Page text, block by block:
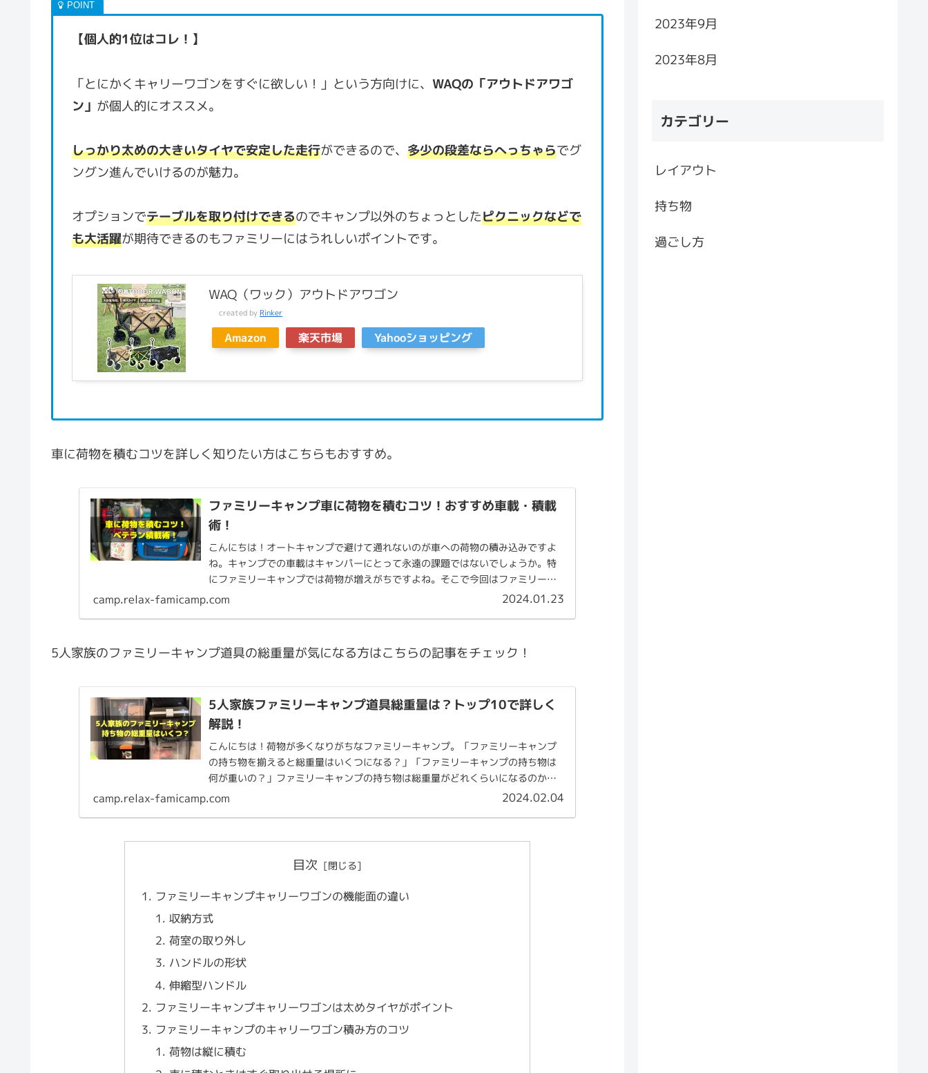
【個人的1位はコレ！】
「とにかくキャリーワゴンをすぐに欲しい！」という方向けに、 WAQの「アウトドアワゴ
ン」 が個人的にオススメ。
しっかり太めの大きいタイヤで安定した走行ができるので、 多少の段差ならへっちゃらでグ
ングン進んでいけるのが魅力。
オプションでテーブルを取り付けできるのでキャンプ以外のちょっとしたピクニックなどで
も大活躍が期待できるのもファミリーにはうれしいポイントです。
WAQ（ワック）アウトドアワゴン
created by Rinker
Amazon 楽天市場 Yahooショッピング
車に荷物を積むコツを詳しく知りたい方はこちらもおすすめ。
ファミリーキャンプ車に荷物を積むコツ！おすすめ車載・積載
術！
こんにちは！オートキャンプで避けて通れないのが車への荷物の積み込みですよ
ね。キャンプでの車載はキャンパーにとって永遠の課題ではないでしょうか。特
にファミリーキャンプでは荷物が増えがちですよね。そこで今回はファミリーキ
ャンプでの車載に関してお...
camp.relax-famicamp.com 2024.01.23
5人家族のファミリーキャンプ道具の総重量が気になる方はこちらの記事をチェック！
5人家族ファミリーキャンプ道具総重量は？トップ10で詳しく
解説！
こんにちは！荷物が多くなりがちなファミリーキャンプ。「ファミリーキャンプ
の持ち物を揃えると総重量はいくつになる？」「ファミリーキャンプの持ち物は
何が重いの？」ファミリーキャンプの持ち物は総重量がどれくらいになるのか、
気になる方は意外と多いの...
camp.relax-famicamp.com 2024.02.04
目次
ファミリーキャンプキャリーワゴンの機能面の違い
収納方式
荷室の取り外し
ハンドルの形状
伸縮型ハンドル
ファミリーキャンプキャリーワゴンは太めタイヤがポイント
ファミリーキャンプのキャリーワゴン積み方のコツ
荷物は縦に積む
2023年9月
2023年8月
カテゴリー
レイアウト
持ち物
過ごし方